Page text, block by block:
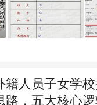
籍人员子女学校
路，五大核心